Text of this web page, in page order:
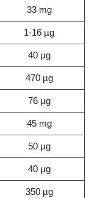
33 mg
1-16 µg
40 µg
470 µg
76 µg
45 mg
50 µg
40 µg
350 µg